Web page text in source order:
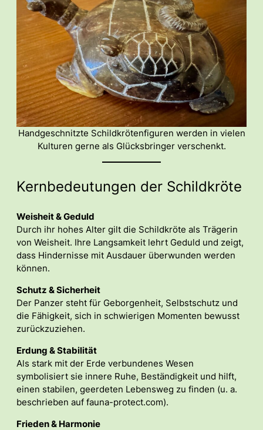
Handgeschnitzte Schildkrötenfiguren werden in vielen
Kulturen gerne als Glücksbringer verschenkt.
Kernbedeutungen der Schildkröte
Weisheit & Geduld
Durch ihr hohes Alter gilt die Schildkröte als Trägerin
von Weisheit. Ihre Langsamkeit lehrt Geduld und zeigt,
dass Hindernisse mit Ausdauer überwunden werden
können.
Schutz & Sicherheit
Der Panzer steht für Geborgenheit, Selbstschutz und
die Fähigkeit, sich in schwierigen Momenten bewusst
zurückzuziehen.
Erdung & Stabilität
Als stark mit der Erde verbundenes Wesen
symbolisiert sie innere Ruhe, Beständigkeit und hilft,
einen stabilen, geerdeten Lebensweg zu finden (u. a.
beschrieben auf fauna-protect.com).
Frieden & Harmonie